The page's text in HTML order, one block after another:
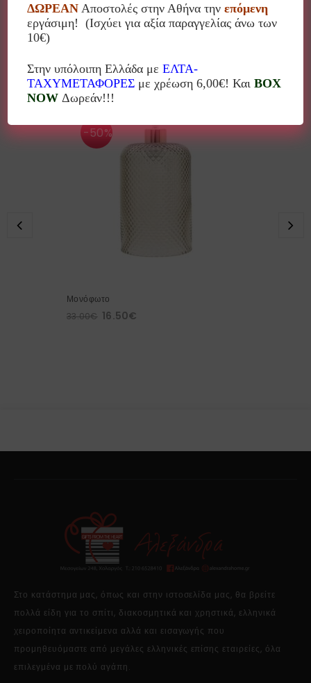
Σχετικά προϊόντα
-50%
Μονόφωτο
33.00€ 16.50€
Στο κατάστημα μας, όπως και στην ιστοσελίδα μας, θα βρείτε
πολλά είδη για το σπίτι, διακοσμητικά και χρηστικά, ελληνικά
χειροποίητα αντικείμενα αλλά και εισαγωγής που
προμηθευόμαστε από μεγάλες ελληνικές επίσης εταιρείες, όλα
επιλεγμένα με πολύ αγάπη.
ΔΩΡΕΑΝ Αποστολές στην Αθήνα τηνεπόμενη
εργάσιμη! (Ισχύει για αξία παραγγελίας άνω των
10€)
Στην υπόλοιπη Ελλάδα μεΕΛΤΑ-
ΤΑΧΥΜΕΤΑΦΟΡΕΣ με χρέωση 6,00€! ΚαιBOX
NOW Δωρεάν!!!